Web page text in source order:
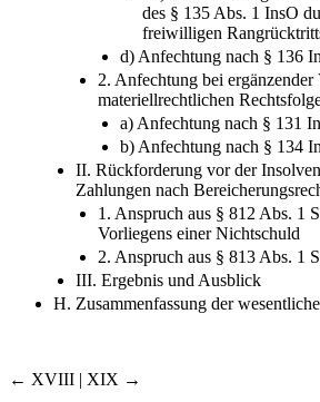
des § 135 Abs. 1 InsO
freiwilligen
d) Anfechtung nach § 136
2. Anfechtung bei ergänzender
materiellrechtlichen
a) Anfechtung nach § 131
b) Anfechtung nach § 134
II. Rückforderung vor der
Zahlungen nach
1. Anspruch aus § 812 Abs. 1
Vorliegens einer Nichtschuld
2. Anspruch aus § 813 Abs. 1
III. Ergebnis und Ausblick
H. Zusammenfassung der
← XVIII | XIX →